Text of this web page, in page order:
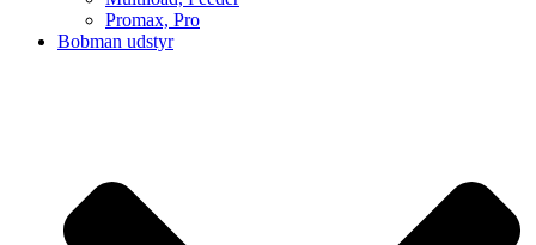
Promax, Pro
Bobman udstyr